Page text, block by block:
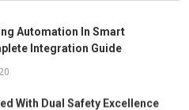
Automation In Smart
Integration Guide
With Dual Safety Excellence